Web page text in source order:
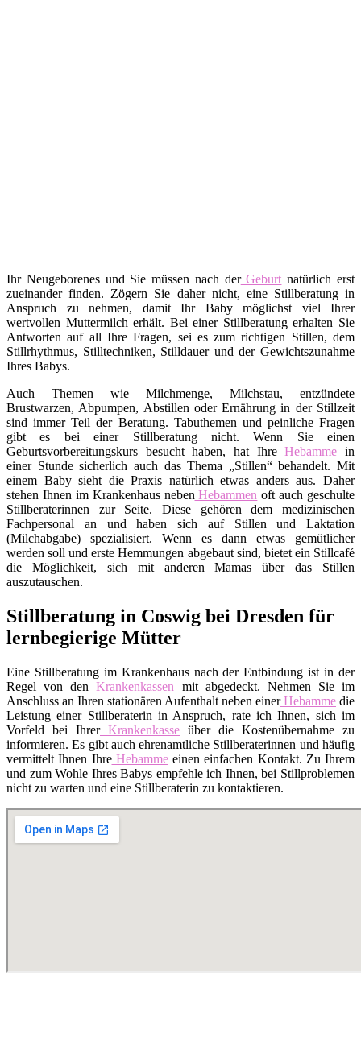
Ihr Neugeborenes und Sie müssen nach derGeburt natürlich erst
zueinander finden. Zögern Sie daher nicht, eine Stillberatung in
Anspruch zu nehmen, damit Ihr Baby möglichst viel Ihrer
wertvollen Muttermilch erhält. Bei einer Stillberatung erhalten Sie
Antworten auf all Ihre Fragen, sei es zum richtigen Stillen, dem
Stillrhythmus, Stilltechniken, Stilldauer und der Gewichtszunahme
Ihres Babys.
Auch Themen wie Milchmenge, Milchstau, entzündete
Brustwarzen, Abpumpen, Abstillen oder Ernährung in der Stillzeit
sind immer Teil der Beratung. Tabuthemen und peinliche Fragen
gibt es bei einer Stillberatung nicht. Wenn Sie einen
Geburtsvorbereitungskurs besucht haben, hat IhreHebamme in
einer Stunde sicherlich auch das Thema „Stillen“ behandelt. Mit
einem Baby sieht die Praxis natürlich etwas anders aus. Daher
stehen Ihnen im Krankenhaus neben Hebammen oft auch geschulte
Stillberaterinnen zur Seite. Diese gehören dem medizinischen
Fachpersonal an und haben sich auf Stillen und Laktation
(Milchabgabe) spezialisiert. Wenn es dann etwas gemütlicher
werden soll und erste Hemmungen abgebaut sind, bietet ein Stillcafé
die Möglichkeit, sich mit anderen Mamas über das Stillen
auszutauschen.
Stillberatung in Coswig bei Dresden für
lernbegierige Mütter
Eine Stillberatung im Krankenhaus nach der Entbindung ist in der
Regel von den Krankenkassen mit abgedeckt. Nehmen Sie im
Anschluss an Ihren stationären Aufenthalt neben einerHebamme die
Leistung einer Stillberaterin in Anspruch, rate ich Ihnen, sich im
Vorfeld bei IhrerKrankenkasse über die Kostenübernahme zu
informieren. Es gibt auch ehrenamtliche Stillberaterinnen und häufig
vermittelt Ihnen IhreHebammeeinen einfachen Kontakt. Zu Ihrem
und zum Wohle Ihres Babys empfehle ich Ihnen, bei Stillproblemen
nicht zu warten und eine Stillberaterin zu kontaktieren.